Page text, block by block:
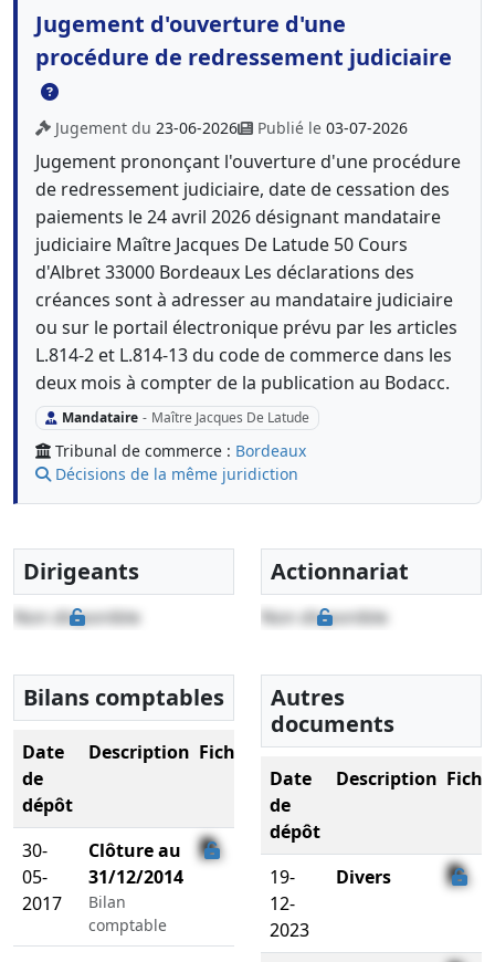
Jugement d'ouverture d'une
procédure de redressement judiciaire
Jugement du 23-06-2026 Publié le 03-07-2026
Jugement prononçant l'ouverture d'une procédure
de redressement judiciaire, date de cessation des
paiements le 24 avril 2026 désignant mandataire
judiciaire Maître Jacques De Latude 50 Cours
d'Albret 33000 Bordeaux Les déclarations des
créances sont à adresser au mandataire judiciaire
ou sur le portail électronique prévu par les articles
L.814-2 et L.814-13 du code de commerce dans les
deux mois à compter de la publication au Bodacc.
Mandataire - Maître Jacques De Latude
Tribunal de commerce : Bordeaux
Décisions de la même juridiction
Dirigeants
Non disponible
Actionnariat
Non disponible
Bilans comptables
Date
de
dépôt
Description Fichier
30-
05-
2017
Clôture au
31/12/2014
Bilan
comptable
Autres
documents
Date
de
dépôt
Description
19-
12-
2023
Divers